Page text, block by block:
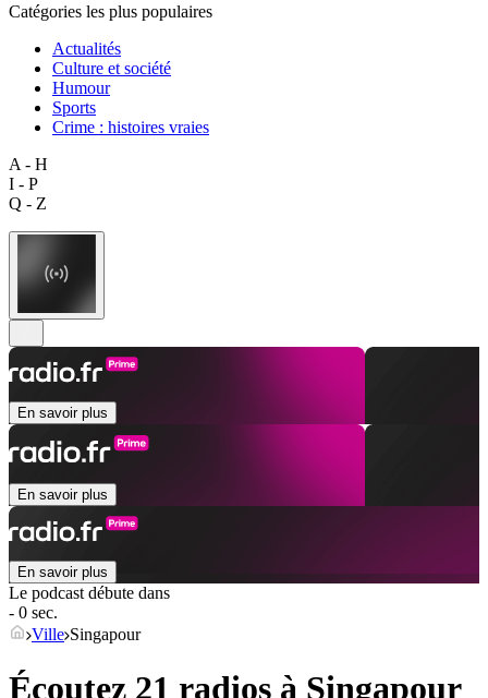
Catégories les plus populaires
Actualités
Culture et société
Humour
Sports
Crime : histoires vraies
A - H
I - P
Q - Z
En savoir plus
En savoir plus
En savoir plus
Le podcast débute dans
- 0 sec.
Ville Singapour
Écoutez 21 radios à Singapour